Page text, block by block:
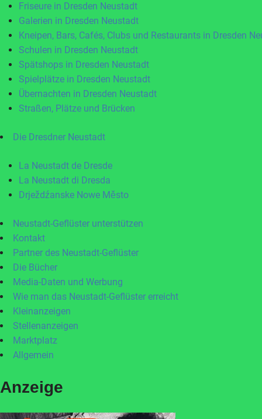
Friseure in Dresden Neustadt
Galerien in Dresden Neustadt
Kneipen, Bars, Cafés, Clubs und Restaurants in Dresden
Schulen in Dresden Neustadt
Spätshops in Dresden Neustadt
Spielplätze in Dresden Neustadt
Übernachten in Dresden Neustadt
Straßen, Plätze und Brücken
Die Dresdner Neustadt
La Neustadt de Dresde
La Neustadt di Dresda
Drježdźanske Nowe Město
Neustadt-Geflüster unterstützen
Kontakt
Partner des Neustadt-Geflüster
Die Bücher
Media-Daten und Werbung
Wie man das Neustadt-Geflüster erreicht
Kleinanzeigen
Stellenanzeigen
Marktplatz
Allgemein
Anzeige